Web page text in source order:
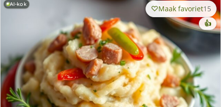
AI-kok Maak favoriet15
👍